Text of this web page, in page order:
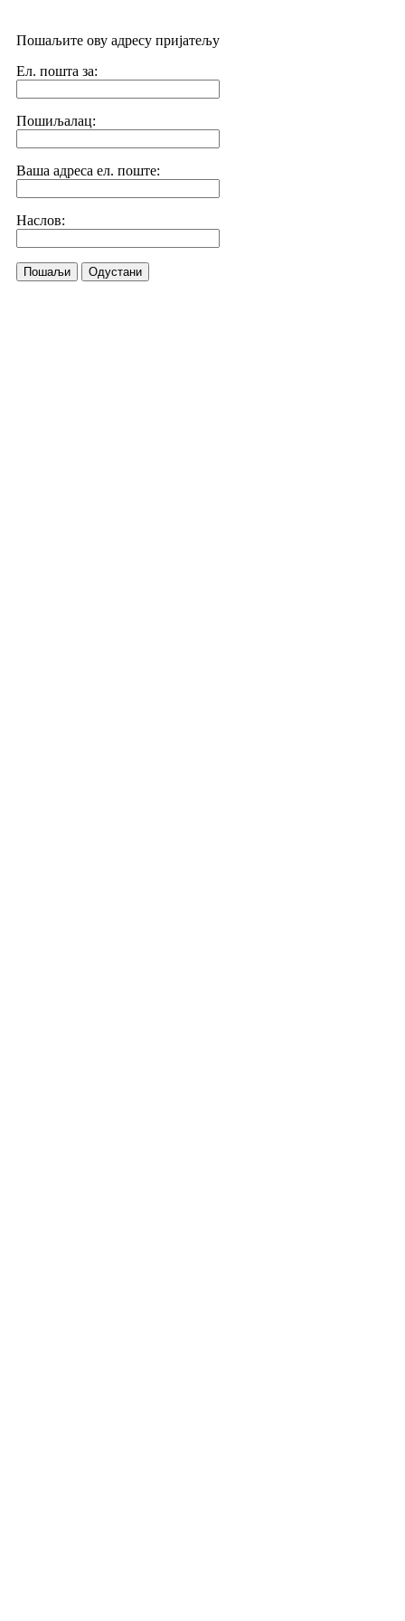
Пошаљите ову адресу пријатељу
Ел. пошта за:
Пошиљалац:
Ваша адреса ел. поште:
Наслов:
Пошаљи Одустани